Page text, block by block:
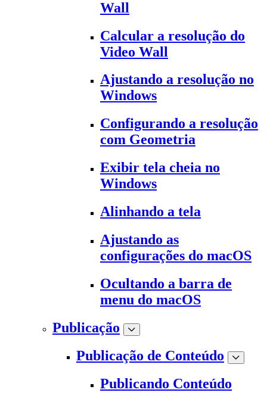
Wall
Calcular a resolução do
Video Wall
Ajustando a resolução no
Windows
Configurando a resolução
com Geometria
Exibir tela cheia no
Windows
Alinhando a tela
Ajustando as
configurações do macOS
Ocultando a barra de
menu do macOS
Publicação
Publicação de Conteúdo
Publicando Conteúdo